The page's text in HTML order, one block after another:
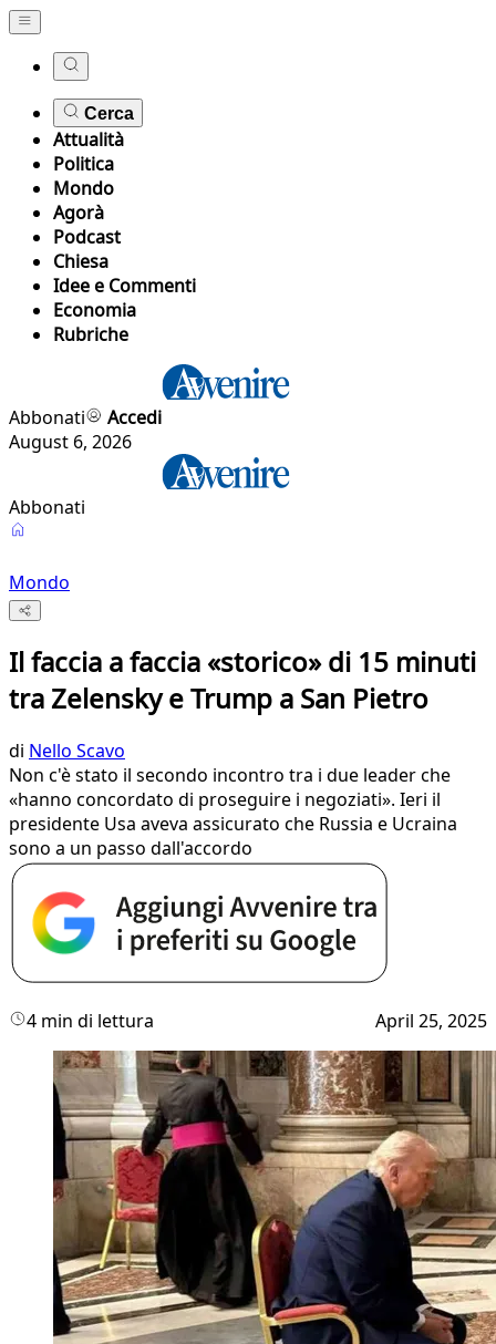
Cerca
Attualità
Politica
Mondo
Agorà
Podcast
Chiesa
Idee e Commenti
Economia
Rubriche
Abbonati
Accedi
August 6, 2026
Abbonati
Mondo
Il faccia a faccia «storico» di 15 minuti
tra Zelensky e Trump a San Pietro
di Nello Scavo
Non c'è stato il secondo incontro tra i due leader che
«hanno concordato di proseguire i negoziati». Ieri il
presidente Usa aveva assicurato che Russia e Ucraina
sono a un passo dall'accordo
4 min di lettura April 25, 2025